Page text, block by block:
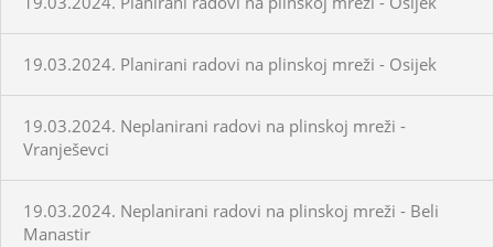
19.03.2024. Planirani radovi na plinskoj mreži - Osijek
19.03.2024. Neplanirani radovi na plinskoj mreži -
Vranješevci
19.03.2024. Neplanirani radovi na plinskoj mreži - Beli
Manastir